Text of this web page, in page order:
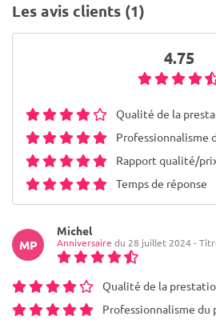
Les avis clients (1)
4.75
Qualité de la
Professionnalisme
Rapport qualité/
Temps de réponse
MP
Michel
Anniversaire du 28 juillet 2024 -
Qualité de la
Professionnalisme du